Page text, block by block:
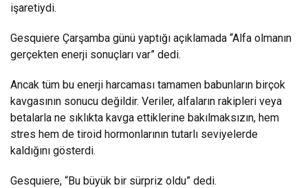
işaretiydi.
Gesquiere Çarşamba günü yaptığı açıklamada “Alfa olmanın
gerçekten enerji sonuçları var” dedi.
Ancak tüm bu enerji harcaması tamamen babunların birçok
kavgasının sonucu değildir. Veriler, alfaların rakipleri veya
betalarla ne sıklıkta kavga ettiklerine bakılmaksızın, hem
stres hem de tiroid hormonlarının tutarlı seviyelerde
kaldığını gösterdi.
Gesquiere, “Bu büyük bir sürpriz oldu” dedi.